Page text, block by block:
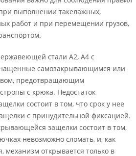
выполнении такелажных,
работ и при перемещении грузов,
стали А2, А4 с
самозакрывающимся или
предотвращающим
с крюка. Недостаток
состоит в том, что срок у нее
с принудительной фиксацией.
защелки состоит в том,
невозможно сломать, и, как
механизм открывается только в